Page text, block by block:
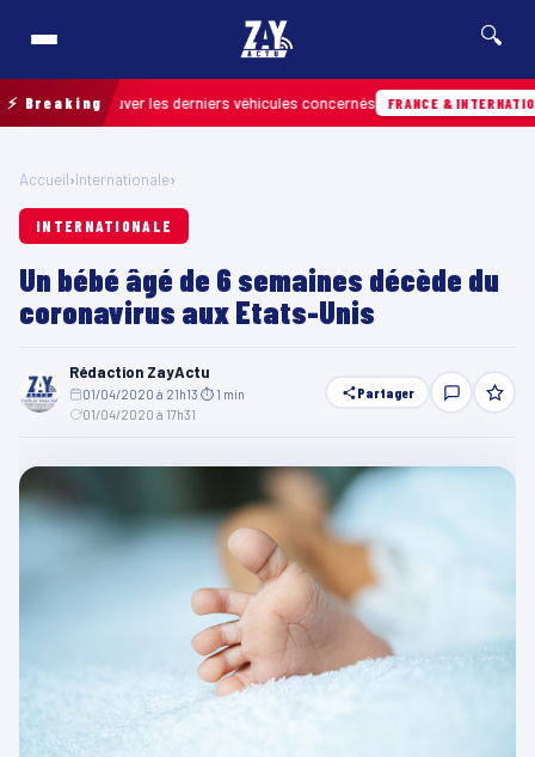
🔍
⚡ Breaking
retrouver les derniers véhicules concernés FRANCE & INTERNATIONALE
Accueil›Internationale›
INTERNATIONALE
Un bébé âgé de 6 semaines décède du
coronavirus aux Etats-Unis
Rédaction ZayActu
01/04/2020 à 21h13 ⏱ 1 min
01/04/2020 à 17h31
Partager